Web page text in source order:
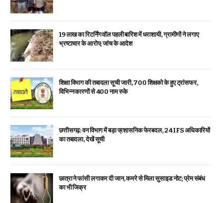
19 लाख का रिटर्निंग वॉल पहली बारिश में धराशायी, ग्रामीणों ने लगाए
भ्रष्टाचार के आरोप; जांच के आदेश
शिक्षा विभाग की तबादला सूची जारी, 700 शिक्षको के हुए ट्रांसफर,
विभिन्न कारणों से 400 नाम रुके
छत्तीसगढ़: वन विभाग में बड़ा प्रशासनिक फेरबदल, 24 IFS अधिकारियों
का तबादला, देखें सूची
छात्रा ने फांसी लगाकर दी जान, कमरे से मिला सुसाइड नोट; प्रेम संबंध
का भी जिक्र